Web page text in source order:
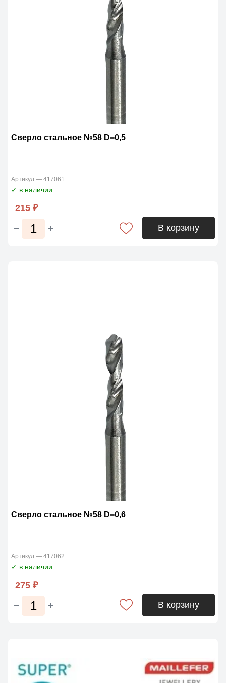
Сверло стальное №58 D=0,5
Артикул — 417061
✓ в наличии
215 ₽
В корзину
Сверло стальное №58 D=0,6
Артикул — 417062
✓ в наличии
275 ₽
В корзину